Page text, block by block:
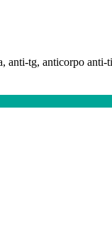
anti-tg, anticorpo